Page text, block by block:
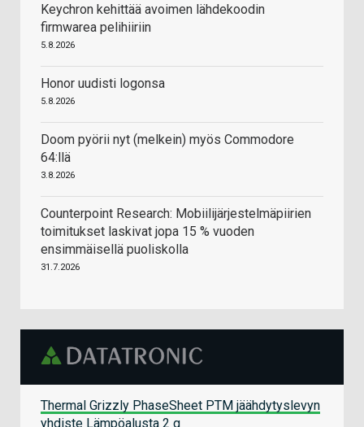
Keychron kehittää avoimen lähdekoodin
firmwarea pelihiiriin
5.8.2026
Honor uudisti logonsa
5.8.2026
Doom pyörii nyt (melkein) myös Commodore
64:llä
3.8.2026
Counterpoint Research: Mobiilijärjestelmäpiirien
toimitukset laskivat jopa 15 % vuoden
ensimmäisellä puoliskolla
31.7.2026
Thermal Grizzly PhaseSheet PTM jäähdytyslevyn
yhdiste Lämpöalusta 2 g